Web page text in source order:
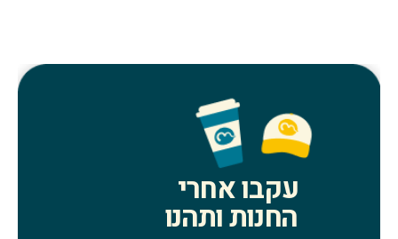
עקבו אחרי
החנות ותהנו